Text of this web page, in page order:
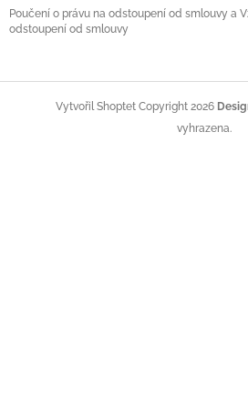
Poučení o právu na odstoupení od smlouvy a
odstoupení od smlouvy
Vytvořil Shoptet Copyright 2026
vyhrazena.